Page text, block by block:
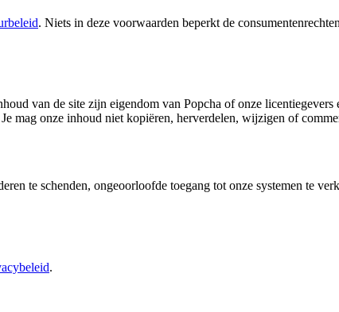
. Niets in deze voorwaarden beperkt de
van de site zijn eigendom van Popcha of onze
mag onze inhoud niet kopiëren, herverdelen, wijzigen of
te schenden, ongeoorloofde toegang tot onze systemen te
.